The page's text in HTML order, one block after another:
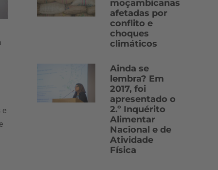
e
moçambicanas
afetadas por
conflito e
choques
climáticos
Ainda se
lembra? Em
2017, foi
apresentado o
2.º Inquérito
Alimentar
Nacional e de
Atividade
Física